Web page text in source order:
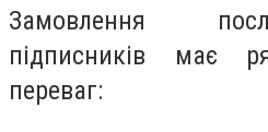
Замовлення
підписників має
переваг: